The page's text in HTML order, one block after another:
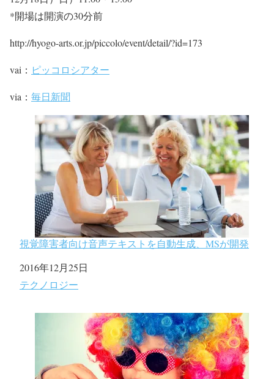
*開場は開演の30分前
http://hyogo-arts.or.jp/piccolo/event/detail/?id=173
vai： ピッコロシアター
via： 毎日新聞
視覚障害者向け音声テキストを自動生成、MSが開発
日付
2016年12月25日
関連理由
テクノロジー